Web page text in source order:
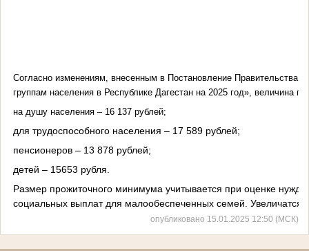
Согласно изменениям, внесенным в Постановление
группам населения в Республике Дагестан на 2025 год», величина
на душу населения – 16 137 рублей;
для трудоспособного населения – 17 589 рублей;
пенсионеров – 13 878 рублей;
детей – 15653 рубля.
Размер прожиточного минимума учитывается при оценке
социальных выплат для малообеспеченных семей.
опубликовано 15.01.2025 12:50 (МСК)